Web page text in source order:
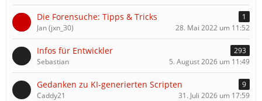
Die Forensuche: Tipps & Tricks
1
Jan (jxn_30)
28. Mai 2022 um 11:52
Infos für Entwickler
293
Sebastian
5. August 2026 um 11:49
Gedanken zu KI-generierten Scripten
9
Caddy21
31. Juli 2026 um 17:59